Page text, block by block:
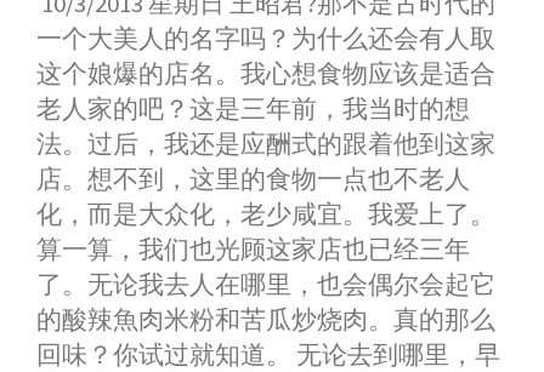
e
b
o
o
k
s
s
e
n
g
e
r
a
t
s
A
p
p
n
e
i
t
t
e
r
n
a
W
e
i
b
o
a
e
一个大美人的名字吗？为什么还会有人取
这个娘爆的店名。我心想食物应该是适合
老人家的吧？这是三年前，我当时的想
法。过后，我还是应酬式的跟着他到这家
店。想不到，这里的食物一点也不老人
化，而是大众化，老少咸宜。我爱上了。
算一算，我们也光顾这家店也已经三年
了。无论我去人在哪里，也会偶尔会起它
的酸辣魚肉米粉和苦瓜炒烧肉。真的那么
回味？你试过就知道。 无论去到哪里，早